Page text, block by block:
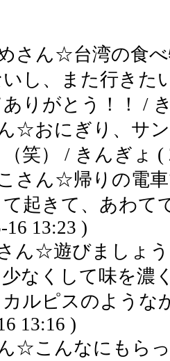
さん☆台湾の食
し、また行きた
りがとう！！ /
☆おにぎり、サ
笑） / きんぎょ (
さん☆帰りの電
起きて、あわて
16 13:23 )
ん☆遊びましょ
なくして味を濃
カルピスのような
13:16 )
☆こんなにもら